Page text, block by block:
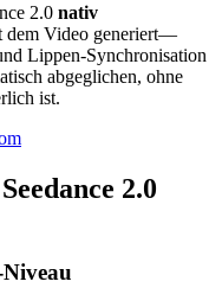
2.0 nativ
dem Video generiert—
Lippen-Synchronisation
abgeglichen, ohne
ist.
2.0